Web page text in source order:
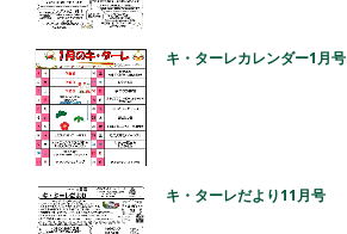
キ・ターレカレンダー1月号
キ・ターレだより11月号